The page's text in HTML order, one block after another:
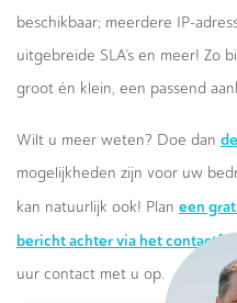
beschikbaar; meerdere IP-
uitgebreide SLA’s en meer! Zo
groot én klein, een passend
Wilt u meer weten? Doe dan
mogelijkheden zijn voor uw
kan natuurlijk ook! Plan een
bericht achter via het
uur contact met u op.